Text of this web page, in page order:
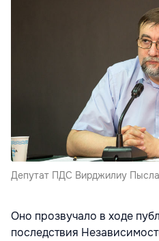
Депутат ПДС Вирджилиу
Оно прозвучало в ходе
последствия